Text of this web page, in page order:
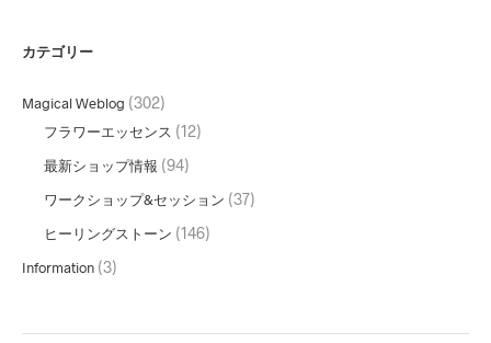
カテゴリー
Magical Weblog (302)
フラワーエッセンス (12)
最新ショップ情報 (94)
ワークショップ&セッション (37)
ヒーリングストーン (146)
Information (3)